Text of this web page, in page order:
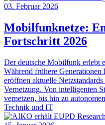
03. Februar 2026
Mobilfunknetze:
Fortschritt 2026
Der deutsche Mobilfunk erlebt
Während frühere
eröffnen aktuelle
Vernetzung. Von intelligenten
vernetzen, bis hin zu
Technik und IT